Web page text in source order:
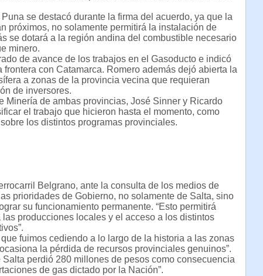
se destacó durante la firma del acuerdo, ya que la
próximos, no solamente permitirá la instalación de
se dotará a la región andina del combustible necesario
minero.
de avance de los trabajos en el Gasoducto e indicó
con Catamarca. Romero además dejó abierta la
a zonas de la provincia vecina que requieran
de inversores.
Minería de ambas provincias, José Sinner y Ricardo
el trabajo que hicieron hasta el momento, como
los distintos programas provinciales.
Belgrano, ante la consulta de los medios de
prioridades de Gobierno, no solamente de Salta, sino
su funcionamiento permanente. “Esto permitirá
producciones locales y el acceso a los distintos
fuimos cediendo a lo largo de la historia a las zonas
la pérdida de recursos provinciales genuinos”.
perdió 280 millones de pesos como consecuencia
de gas dictado por la Nación”.